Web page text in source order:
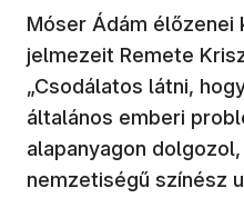
Móser Ádám
jelmezeit Remete
„Csodálatos látni,
általános emberi
alapanyagon
nemzetiségű színész